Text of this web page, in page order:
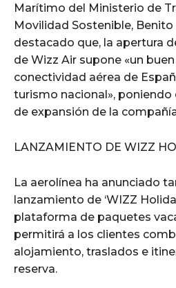
Marítimo del Ministerio de
Movilidad Sostenible, Benito
destacado que, la apertura
de Wizz Air supone «un
conectividad aérea de
turismo nacional», poniendo
de expansión de la
LANZAMIENTO DE WIZZ
La aerolínea ha anunciado
lanzamiento de ‘WIZZ
plataforma de paquetes
permitirá a los clientes
alojamiento, traslados e
reserva.